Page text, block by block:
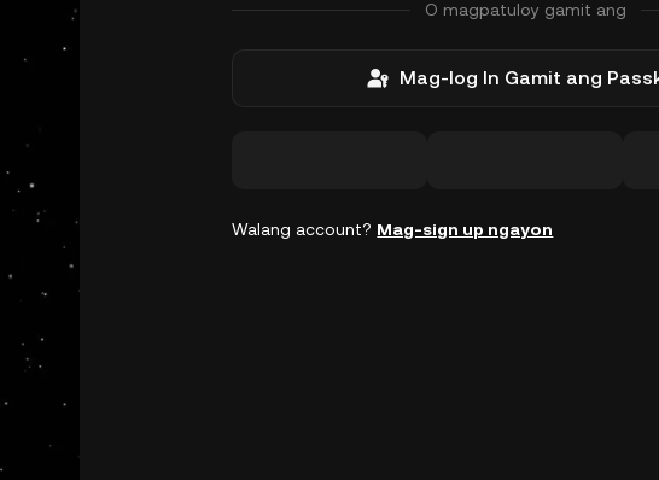
O magpatuloy gamit ang
Mag-log In Gamit ang
Walang account? Mag-sign up ngayon